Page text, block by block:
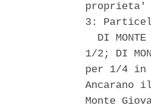
proprieta'
3:
DI MONTE
1/2; DI
per 1/4 in
Ancarano
Monte